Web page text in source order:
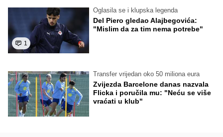
1
Oglasila se i klupska legenda
Del Piero gledao Alajbegovića:
"Mislim da za tim nema potrebe"
Transfer vrijedan oko 50 miliona eura
Zvijezda Barcelone danas nazvala
Flicka i poručila mu: "Neću se više
vraćati u klub"